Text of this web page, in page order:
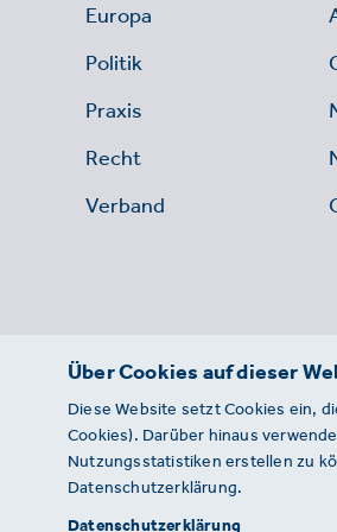
Europa
Politik
Praxis
Recht
Verband
© 2026 · BDE
Über Cookies auf dieser
Diese Website setzt Cookies ein,
Cookies). Darüber hinaus
Nutzungsstatistiken erstellen zu
Datenschutzerklärung.
Datenschutzerklärung